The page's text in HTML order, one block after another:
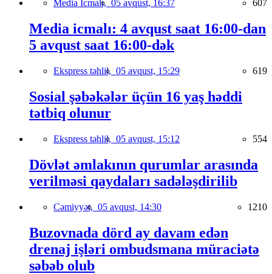
Media İcmalı, 05 avqust, 16:37 607
Media icmalı: 4 avqust saat 16:00-dan
5 avqust saat 16:00-dək
Ekspress təhlil, 05 avqust, 15:29 619
Sosial şəbəkələr üçün 16 yaş həddi
tətbiq olunur
Ekspress təhlil, 05 avqust, 15:12 554
Dövlət əmlakının qurumlar arasında
verilməsi qaydaları sadələşdirilib
Cəmiyyət, 05 avqust, 14:30 1210
Buzovnada dörd ay davam edən
drenaj işləri ombudsmana müraciətə
səbəb olub